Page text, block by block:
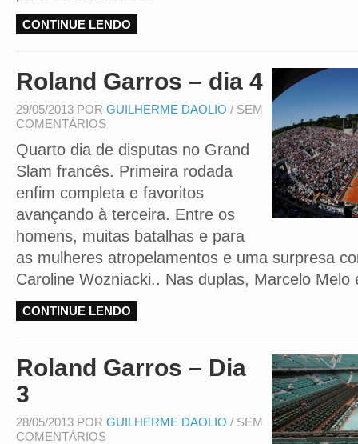
CONTINUE LENDO
Roland Garros – dia 4
29/05/2013 POR GUILHERME DAOLIO / SEM
COMENTÁRIOS
Quarto dia de disputas no Grand
Slam francês. Primeira rodada
enfim completa e favoritos
avançando à terceira. Entre os
homens, muitas batalhas e para
as mulheres atropelamentos e uma surpresa
Caroline Wozniacki.. Nas duplas, Marcelo Melo
CONTINUE LENDO
Roland Garros – Dia
3
28/05/2013 POR GUILHERME DAOLIO / SEM
COMENTÁRIOS